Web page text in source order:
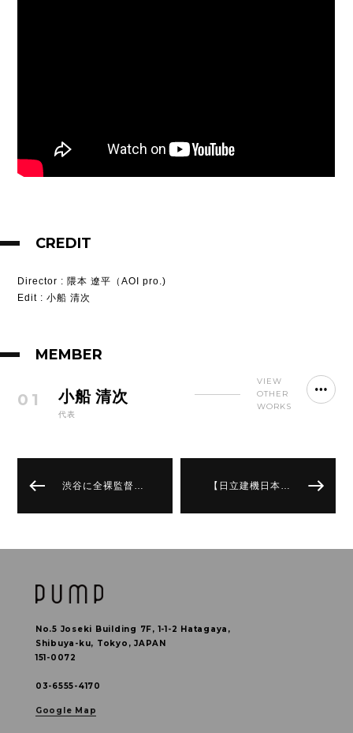
CREDIT
Director : 隈本 遼平（AOI pro.)
Edit : 小船 清次
MEMBER
01 小船 清次
代表
VIEW
OTHER
WORKS
渋谷に全裸監督… 【日立建機日本…
No.5 Joseki Building 7F, 1-1-2 Hatagaya,
Shibuya-ku, Tokyo, JAPAN
151-0072
03-6555-4170
Google Map